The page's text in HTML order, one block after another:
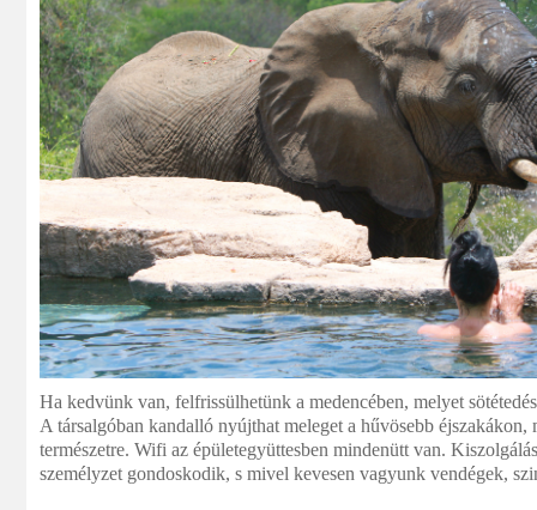
Ha kedvünk van, felfrissülhetünk a medencében, melyet
A társalgóban kandalló nyújthat meleget a hűvösebb éjszakákon,
természetre. Wifi az épületegyüttesben mindenütt van.
személyzet gondoskodik, s mivel kevesen vagyunk vendégek,